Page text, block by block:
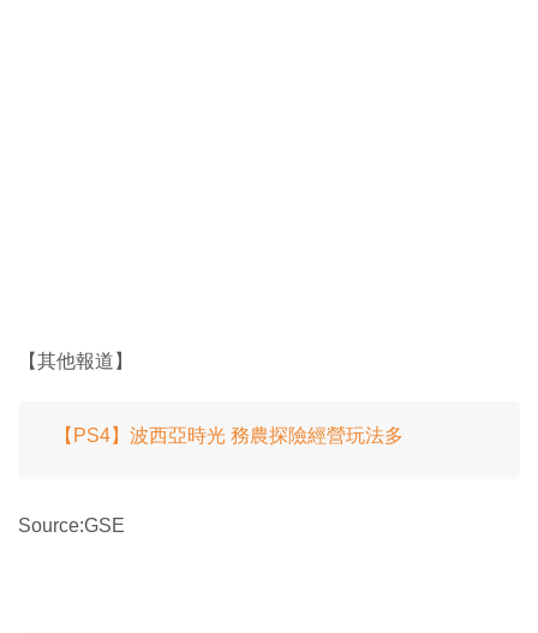
【其他報道】
【PS4】波西亞時光 務農探險經營玩法多
Source:GSE